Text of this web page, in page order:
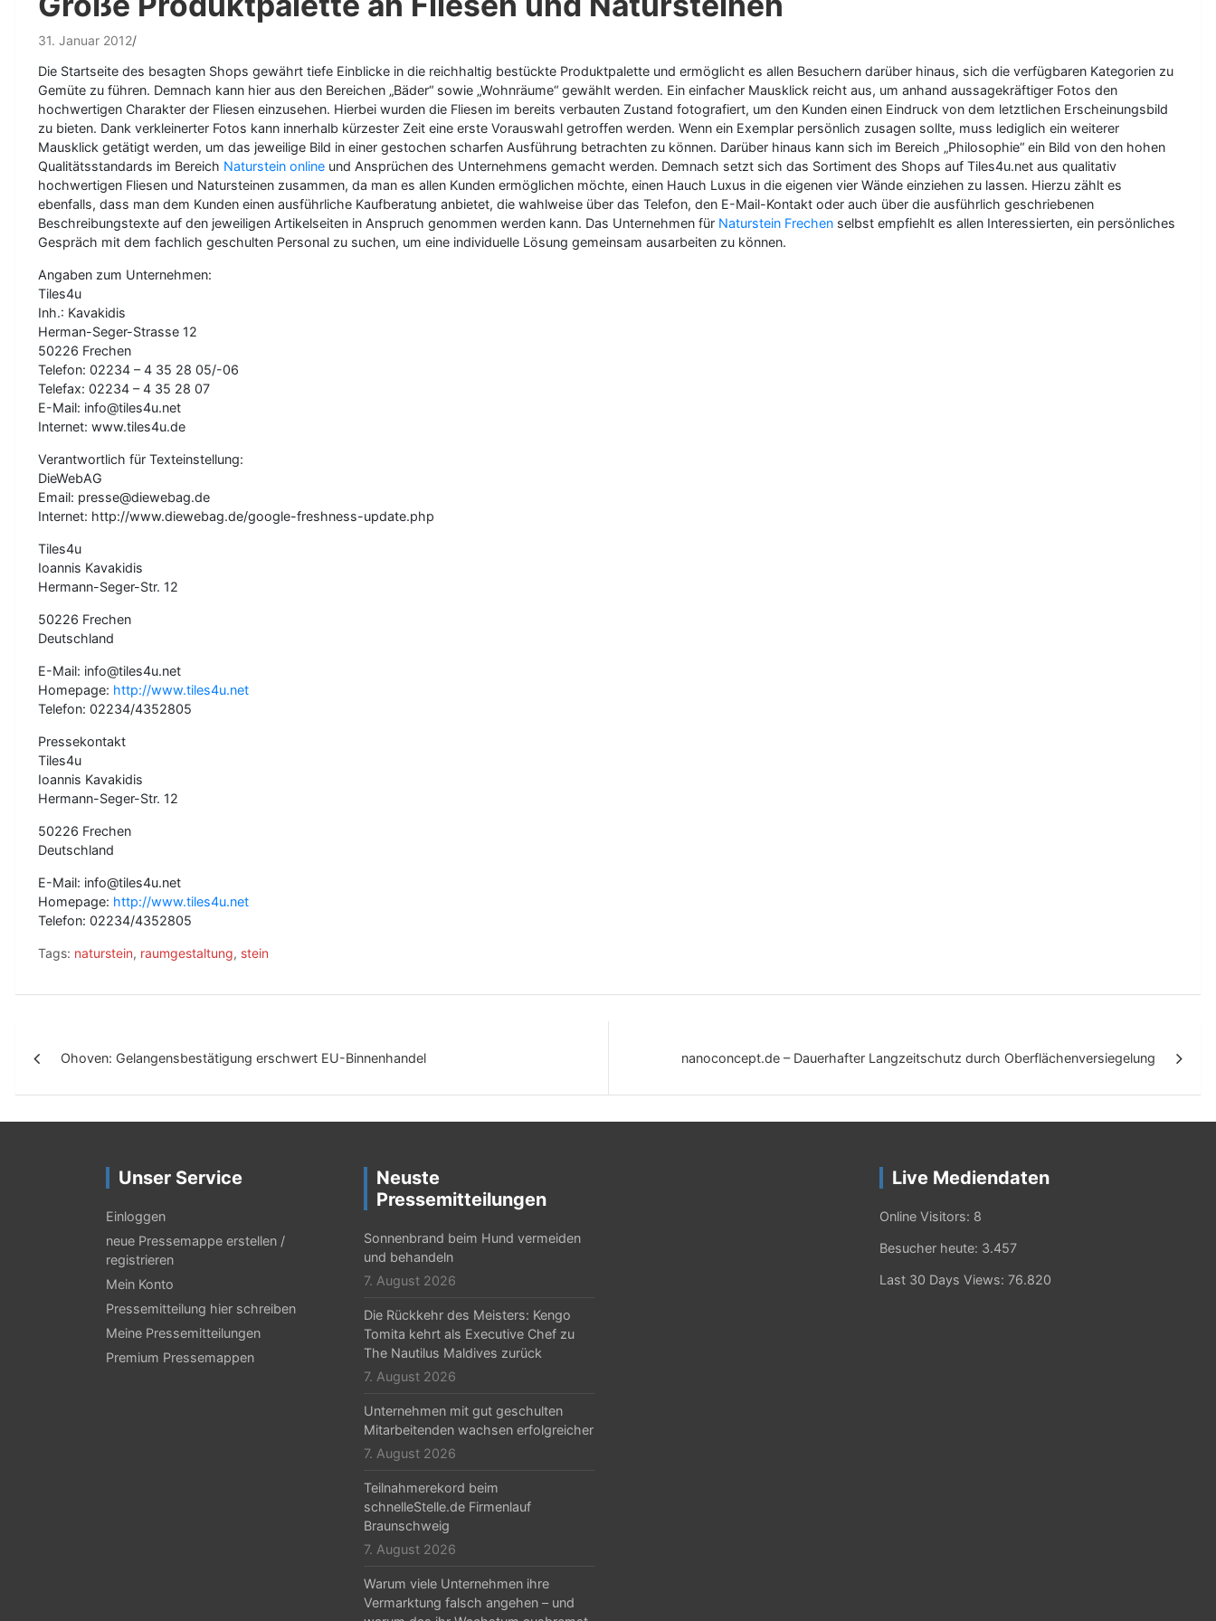
31. Januar 2012
Die Startseite des besagten Shops gewährt tiefe Einblicke in die reichhaltig bestückte Produktpalette und ermöglicht es allen Besuchern darüber hinaus, sich die verfügbaren Kategorien zu
Gemüte zu führen. Demnach kann hier aus den Bereichen „Bäder“ sowie „Wohnräume“ gewählt werden. Ein einfacher Mausklick reicht aus, um anhand aussagekräftiger Fotos den
hochwertigen Charakter der Fliesen einzusehen. Hierbei wurden die Fliesen im bereits verbauten Zustand fotografiert, um den Kunden einen Eindruck von dem letztlichen Erscheinungsbild
zu bieten. Dank verkleinerter Fotos kann innerhalb kürzester Zeit eine erste Vorauswahl getroffen werden. Wenn ein Exemplar persönlich zusagen sollte, muss lediglich ein weiterer
Mausklick getätigt werden, um das jeweilige Bild in einer gestochen scharfen Ausführung betrachten zu können. Darüber hinaus kann sich im Bereich „Philosophie“ ein Bild von den hohen
Qualitätsstandards im Bereich Naturstein online und Ansprüchen des Unternehmens gemacht werden. Demnach setzt sich das Sortiment des Shops auf Tiles4u.net aus qualitativ
hochwertigen Fliesen und Natursteinen zusammen, da man es allen Kunden ermöglichen möchte, einen Hauch Luxus in die eigenen vier Wände einziehen zu lassen. Hierzu zählt es
ebenfalls, dass man dem Kunden einen ausführliche Kaufberatung anbietet, die wahlweise über das Telefon, den E-Mail-Kontakt oder auch über die ausführlich geschriebenen
Beschreibungstexte auf den jeweiligen Artikelseiten in Anspruch genommen werden kann. Das Unternehmen für Naturstein Frechen selbst empfiehlt es allen Interessierten, ein persönliches
Gespräch mit dem fachlich geschulten Personal zu suchen, um eine individuelle Lösung gemeinsam ausarbeiten zu können.
Angaben zum Unternehmen:
Tiles4u
Inh.: Kavakidis
Herman-Seger-Strasse 12
50226 Frechen
Telefon: 02234 – 4 35 28 05/-06
Telefax: 02234 – 4 35 28 07
E-Mail: info@tiles4u.net
Internet: www.tiles4u.de
Verantwortlich für Texteinstellung:
DieWebAG
Email: presse@diewebag.de
Internet: http://www.diewebag.de/google-freshness-update.php
Tiles4u
Ioannis Kavakidis
Hermann-Seger-Str. 12
50226 Frechen
Deutschland
E-Mail: info@tiles4u.net
Homepage: http://www.tiles4u.net
Telefon: 02234/4352805
Pressekontakt
Tiles4u
Ioannis Kavakidis
Hermann-Seger-Str. 12
50226 Frechen
Deutschland
E-Mail: info@tiles4u.net
Homepage: http://www.tiles4u.net
Telefon: 02234/4352805
Tags: naturstein, raumgestaltung, stein
i
t
Ohoven: Gelangensbestätigung erschwert EU-Binnenhandel nanoconcept.de – Dauerhafter Langzeitschutz durch Oberflächenversiegelung
Unser Service
Einloggen
neue Pressemappe erstellen /
registrieren
Mein Konto
Pressemitteilung hier schreiben
Meine Pressemitteilungen
Premium Pressemappen
Neuste
Pressemitteilungen
Sonnenbrand beim Hund vermeiden
und behandeln
7. August 2026
Die Rückkehr des Meisters: Kengo
Tomita kehrt als Executive Chef zu
The Nautilus Maldives zurück
7. August 2026
Unternehmen mit gut geschulten
Mitarbeitenden wachsen erfolgreicher
7. August 2026
Teilnahmerekord beim
schnelleStelle.de Firmenlauf
Braunschweig
7. August 2026
Warum viele Unternehmen ihre
Vermarktung falsch angehen – und
Live Mediendaten
Online Visitors: 8
Besucher heute: 3.457
Last 30 Days Views: 76.820